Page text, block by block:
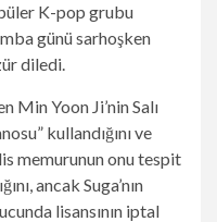
K-pop grubu
günü sarhoşken
diledi.
Min Yoon Ji’nin Salı
kullandığını ve
memurunun onu tespit
ancak Suga’nın
lisansının iptal